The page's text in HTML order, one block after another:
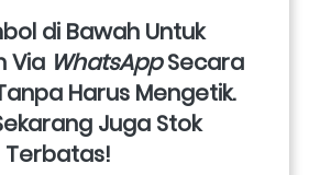
di Bawah Untuk
Via WhatsApp Secara
Harus Mengetik.
Juga Stok
Terbatas!